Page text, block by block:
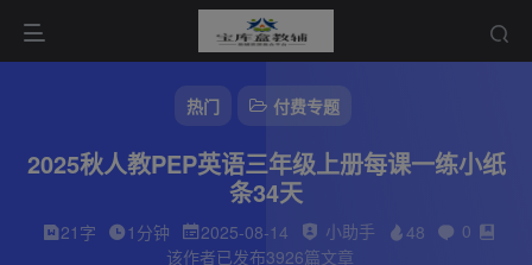
热门 付费专题
2025秋人教PEP英语三年级上册每课一练小纸
条34天
21字 1分钟 2025-08-14 小助手 48
0
该作者已发布3926篇文章